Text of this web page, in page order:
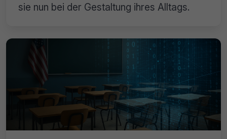
sie nun bei der Gestaltung ihres Alltags.